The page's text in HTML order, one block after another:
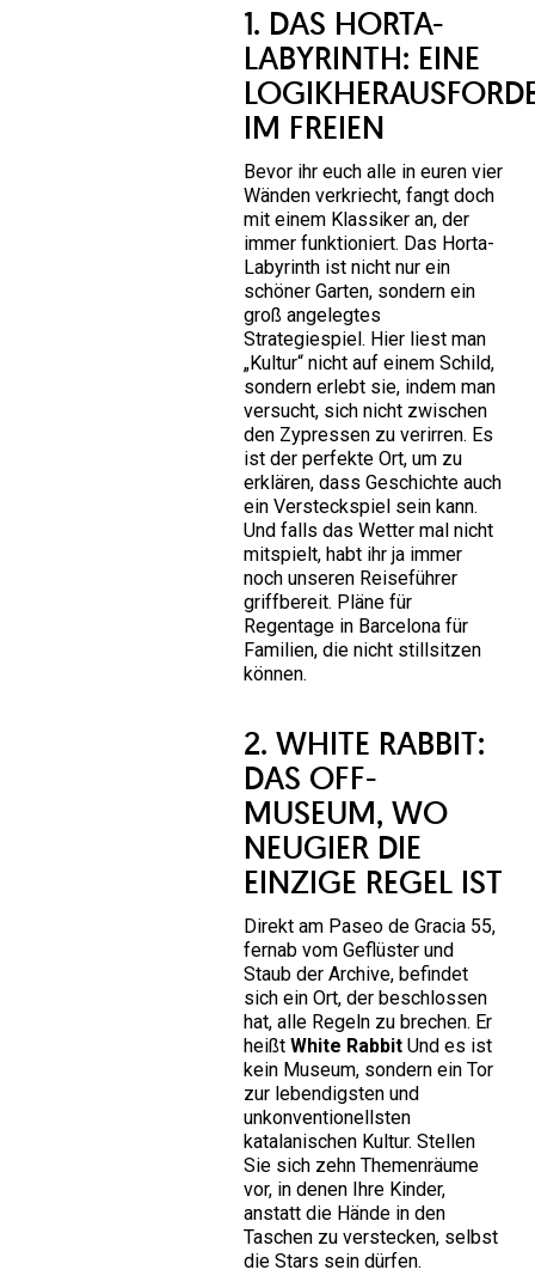
1. DAS HORTA-
LABYRINTH: EINE
IM FREIEN
Bevor ihr euch alle in euren vier
Wänden verkriecht, fangt doch
mit einem Klassiker an, der
immer funktioniert. Das Horta-
Labyrinth ist nicht nur ein
schöner Garten, sondern ein
groß angelegtes
Strategiespiel. Hier liest man
„Kultur“ nicht auf einem Schild,
sondern erlebt sie, indem man
versucht, sich nicht zwischen
den Zypressen zu verirren. Es
ist der perfekte Ort, um zu
erklären, dass Geschichte auch
ein Versteckspiel sein kann.
Und falls das Wetter mal nicht
mitspielt, habt ihr ja immer
noch unseren Reiseführer
griffbereit. Pläne für
Regentage in Barcelona für
Familien, die nicht stillsitzen
können.
2. WHITE RABBIT:
DAS OFF-
MUSEUM, WO
NEUGIER DIE
EINZIGE REGEL IST
Direkt am Paseo de Gracia 55,
fernab vom Geflüster und
Staub der Archive, befindet
sich ein Ort, der beschlossen
hat, alle Regeln zu brechen. Er
heißtWhite Rabbit Und es ist
kein Museum, sondern ein Tor
zur lebendigsten und
unkonventionellsten
katalanischen Kultur. Stellen
Sie sich zehn Themenräume
vor, in denen Ihre Kinder,
anstatt die Hände in den
Taschen zu verstecken, selbst
die Stars sein dürfen.